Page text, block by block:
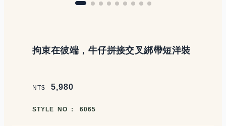
拘束在彼端，牛仔拼接交叉綁帶短洋裝
NT$ 5,980
商品編號
STYLE NO : 6065